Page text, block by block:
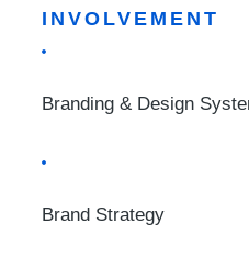
INVOLVEMENT
Branding & Design
Brand Strategy